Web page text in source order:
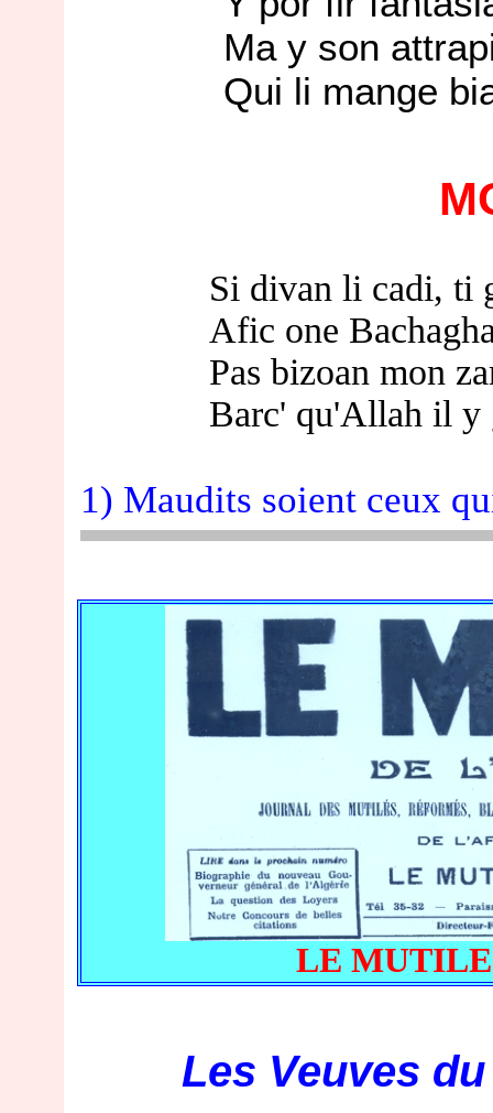
Ma y son attrapi
Qui li mange bian
Si divan li cadi, ti
Afic one Bachagha,
Pas bizoan mon
Barc' qu'Allah il y
1) Maudits soient ceux
LE MUTILE
Les Veuves